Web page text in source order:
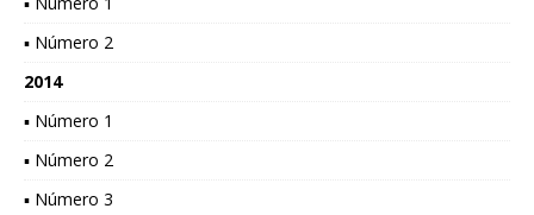
▪ Número 2
2014
▪ Número 1
▪ Número 2
▪ Número 3